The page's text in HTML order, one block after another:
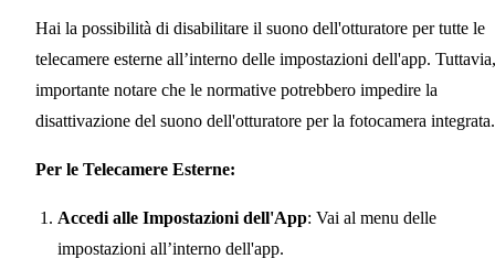
Hai la possibilità di disabilitare il suono dell'otturatore per tutte le
telecamere esterne all’interno delle impostazioni dell'app.
importante notare che le normative potrebbero impedire la
disattivazione del suono dell'otturatore per la fotocamera integrata.
Per le Telecamere Esterne:
Accedi alle Impostazioni dell'App: Vai al menu delle
impostazioni all’interno dell'app.